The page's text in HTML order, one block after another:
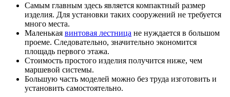
Самым главным здесь является компактный размер
изделия. Для установки таких сооружений не требуется
много места.
Маленькая винтовая лестница не нуждается в большом
проеме. Следовательно, значительно экономится
площадь первого этажа.
Стоимость простого изделия получится ниже, чем
маршевой системы.
Большую часть моделей можно без труда изготовить и
установить самостоятельно.